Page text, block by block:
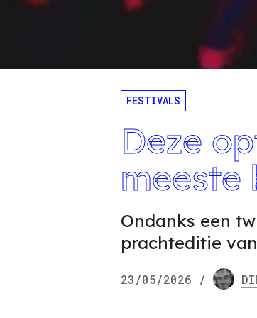
FESTIVALS
Deze
meeste
Ondanks een
prachteditie
23/05/2026 /